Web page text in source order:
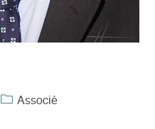
PostAssocié